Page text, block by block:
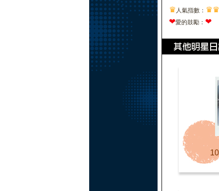
♛ 人氣指數： ♛♛
❤愛的鼓勵： ❤